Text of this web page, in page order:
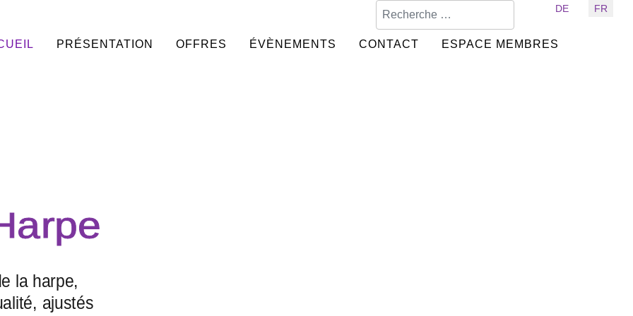
Sélectionnez votre langue
DE FR
PRÉSENTATION OFFRES ÉVÈNEMENTS CONTACT ESPACE MEMBRES